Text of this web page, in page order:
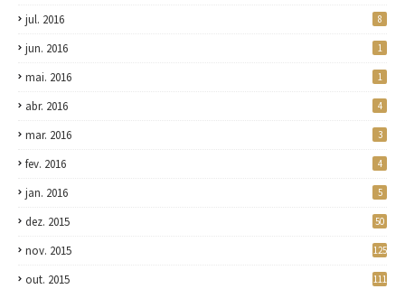
jul. 2016 8
jun. 2016 1
mai. 2016 1
abr. 2016 4
mar. 2016 3
fev. 2016 4
jan. 2016 5
dez. 2015 50
nov. 2015 125
out. 2015 111